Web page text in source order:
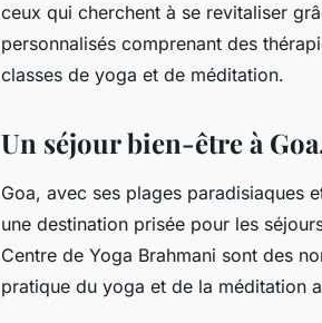
ceux qui cherchent à se revitaliser
personnalisés comprenant des
classes de yoga et de méditation.
Un séjour bien-être à
Goa, avec ses plages paradisiaques
une destination prisée pour les
Centre de Yoga Brahmani sont des
pratique du yoga et de la méditation